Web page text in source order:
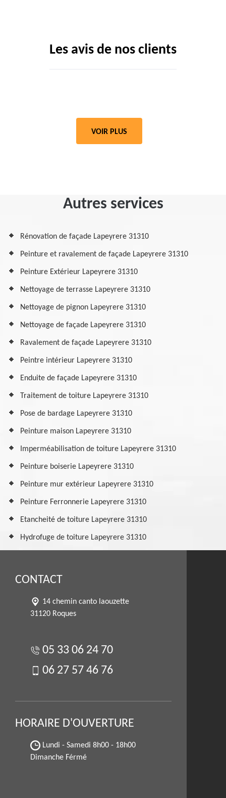
Les avis de nos clients
VOIR PLUS
Autres services
Rénovation de façade Lapeyrere 31310
Peinture et ravalement de façade Lapeyrere 31310
Peinture Extérieur Lapeyrere 31310
Nettoyage de terrasse Lapeyrere 31310
Nettoyage de pignon Lapeyrere 31310
Nettoyage de façade Lapeyrere 31310
Ravalement de façade Lapeyrere 31310
Peintre intérieur Lapeyrere 31310
Enduite de façade Lapeyrere 31310
Traitement de toiture Lapeyrere 31310
Pose de bardage Lapeyrere 31310
Peinture maison Lapeyrere 31310
Imperméabilisation de toiture Lapeyrere 31310
Peinture boiserie Lapeyrere 31310
Peinture mur extérieur Lapeyrere 31310
Peinture Ferronnerie Lapeyrere 31310
Etancheité de toiture Lapeyrere 31310
Hydrofuge de toiture Lapeyrere 31310
CONTACT
14 chemin canto laouzette
31120 Roques
05 33 06 24 70
06 27 57 46 76
HORAIRE D'OUVERTURE
Lundi - Samedi 8h00 - 18h00
Dimanche Férmé